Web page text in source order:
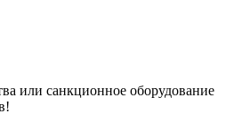
или санкционное оборудование